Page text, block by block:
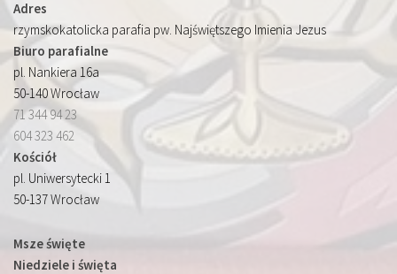
Adres
rzymskokatolicka parafia pw. Najświętszego Imienia Jezus
Biuro parafialne
pl. Nankiera 16a
50-140 Wrocław
71 344 94 23
604 323 462
Kościół
pl. Uniwersytecki 1
50-137 Wrocław
Msze święte
Niedziele i święta